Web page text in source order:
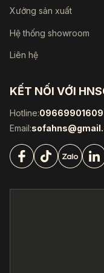
Xưởng sản xuất
Hệ thống showroom
Liên hệ
KẾT NỐI VỚI
Hotline:09669901609
Email: